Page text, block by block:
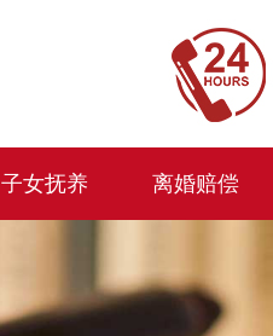
子女抚养 离婚赔偿